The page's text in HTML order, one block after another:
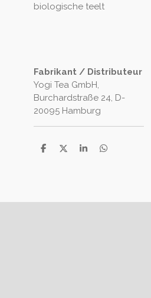
biologische teelt
Fabrikant / Distributeur
Yogi Tea GmbH,
Burchardstraße 24, D-
20095 Hamburg
D
D
S
D